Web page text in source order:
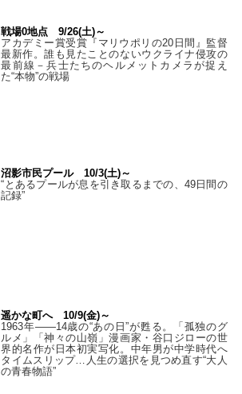
戦場0地点 9/26(土)～
アカデミー賞受賞『マリウポリの20日間』監督
最新作。誰も見たことのないウクライナ侵攻の
最前線－兵士たちのヘルメットカメラが捉え
た“本物”の戦場
沼影市民プール 10/3(土)～
“とあるプールが息を引き取るまでの、49日間の
記録”
遥かな町へ 10/9(金)～
1963年――14歳の“あの日”が甦る。「孤独のグ
ルメ」「神々の山嶺」漫画家・谷口ジローの世
界的名作が日本初実写化。中年男が中学時代へ
タイムスリップ…人生の選択を見つめ直す“大人
の青春物語”